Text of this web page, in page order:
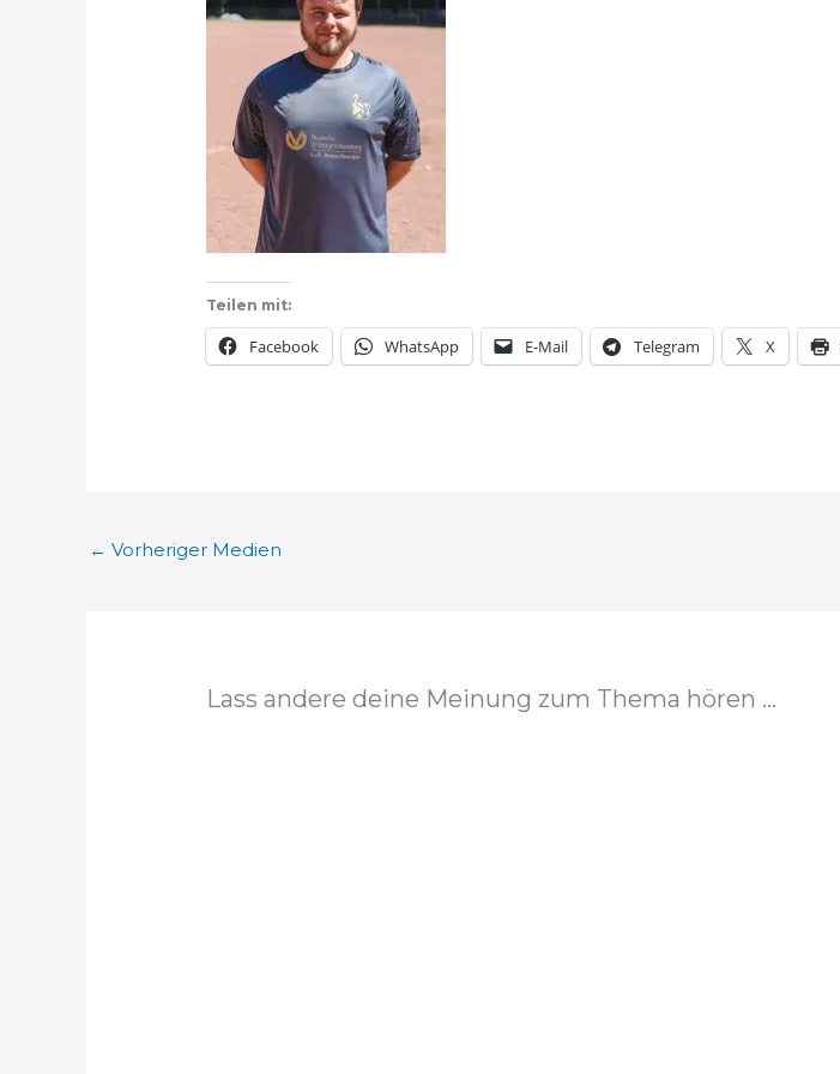
Teilen mit:
Facebook WhatsApp E-Mail Telegram X
← Vorheriger Medien
Lass andere deine Meinung zum Thema hören ...